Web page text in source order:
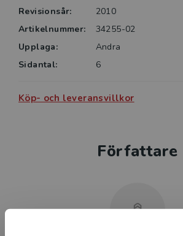
Revisionsår:
2010
Artikelnummer:
34255-02
Upplaga:
Andra
Sidantal:
6
Köp- och leveransvillkor
Författare